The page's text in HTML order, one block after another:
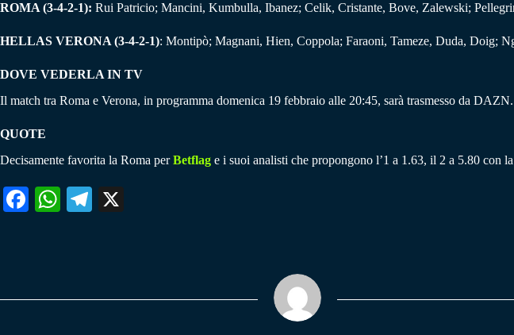
ROMA (3-4-2-1): Rui Patricio; Mancini, Kumbulla, Ibanez; Celik, Cristante, Bove, Zalewski;
HELLAS VERONA (3-4-2-1): Montipò; Magnani, Hien, Coppola; Faraoni, Tameze, Duda, Doig;
DOVE VEDERLA IN TV
Il match tra Roma e Verona, in programma domenica 19 febbraio alle 20:45, sarà trasmesso da DAZN.
QUOTE
Decisamente favorita la Roma perBetflag e i suoi analisti che propongono l’1 a 1.63, il 2 a 5.80 con
Fa W
pp
Te
m